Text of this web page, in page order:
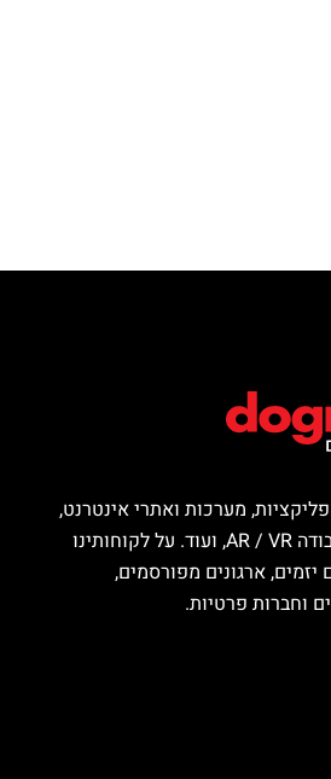
מערכות ואתרי אינטרנט,
מציאות מדומה ורבודה AR / VR, ועוד. על לקוחותינו
יזמים, ארגונים מפורסמים,
וחברות פרטיות.